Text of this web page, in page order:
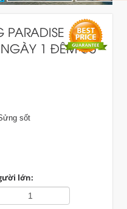
PARADISE
NGÀY 1 ĐÊM ƯU
sốt
lớn: